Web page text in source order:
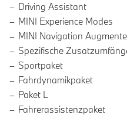
Driving Assistant
MINI Experience Modes
MINI Navigation
Spezifische
Sportpaket
Fahrdynamikpaket
Paket L
Fahrerassistenzpaket